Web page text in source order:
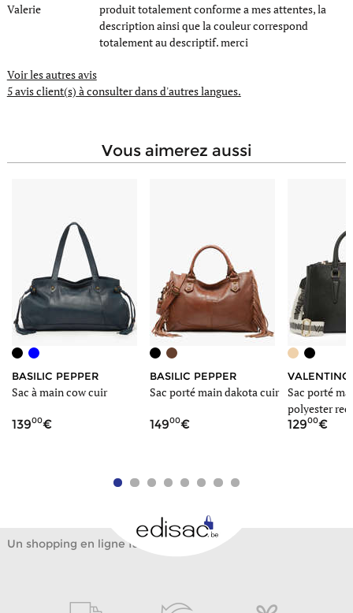
Valerie
produit totalement conforme a mes attentes, la
description ainsi que la couleur correspond
totalement au descriptif. merci
Voir les autres avis
5 avis client(s) à consulter dans d'autres langues.
vous aimerez aussi
BASILIC PEPPER
Sac à main cow cuir
13900
BASILIC PEPPER
Sac porté main dakota cuir
14900
VALENTINO
Sac porté
polyester
12900
Un shopping en ligne facile